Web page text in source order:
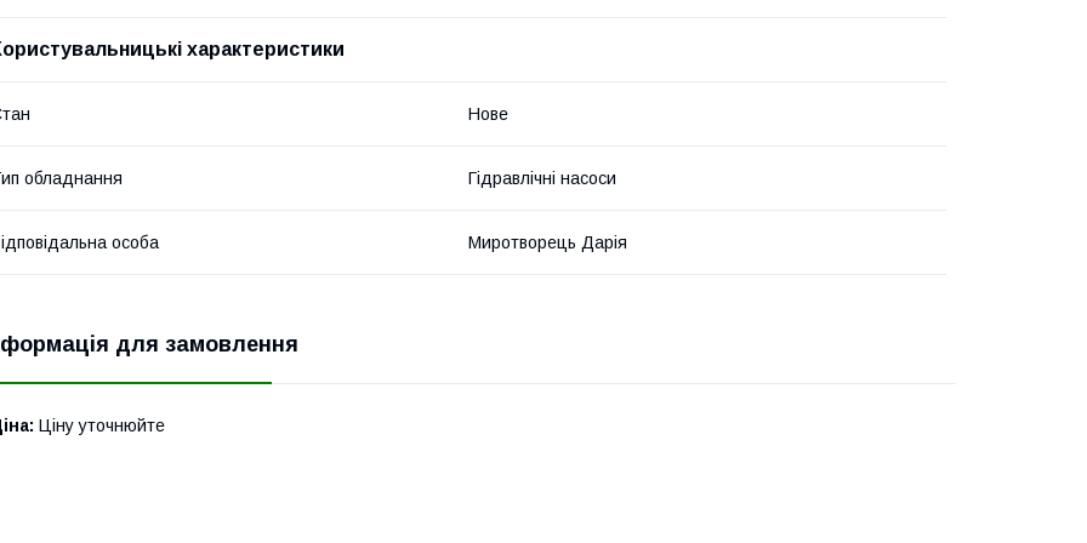
характеристики
Нове
обладнання Гідравлічні насоси
особа Миротворець Дарія
для замовлення
Ціну уточнюйте